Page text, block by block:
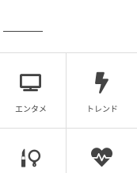
エンタメ トレンド